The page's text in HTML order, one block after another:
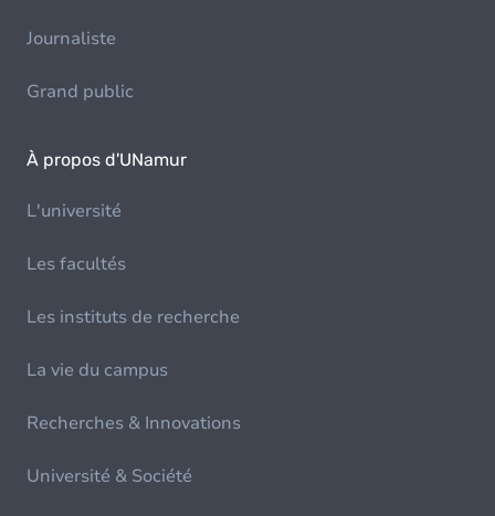
Journaliste
Grand public
À propos d'UNamur
L'université
Les facultés
Les instituts de recherche
La vie du campus
Recherches & Innovations
Université & Société